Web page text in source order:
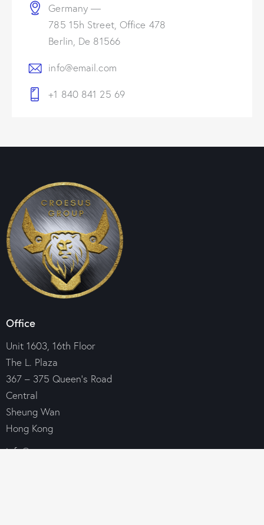
Germany —
785 15h Street, Office 478
Berlin, De 81566
info@email.com
+1 840 841 25 69
Office
Unit 1603, 16th Floor
The L. Plaza
367 – 375 Queen’s Road
Central
Sheung Wan
Hong Kong
info@croesus-group.com